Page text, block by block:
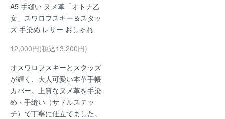
A5 手縫い ヌメ革「オトナ乙
女」スワロフスキー＆スタッ
ズ 手染め レザー おしゃれ
12,000円(税込13,200円)
オスワロフスキーとスタッズ
が輝く、大人可愛い本革手帳
カバー。上質なヌメ革を手染
め・手縫い（サドルステッ
チ）で丁寧に仕立てました。